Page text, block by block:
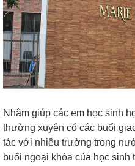
Nhằm giúp các em học sinh
thường xuyên có các buổi
tác với nhiều trường trong
buổi ngoại khóa của học